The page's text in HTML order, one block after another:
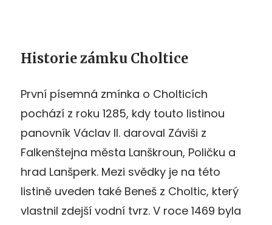
Historie zámku Choltice
První písemná zmínka o Cholticích
pochází z roku 1285, kdy touto listinou
panovník Václav II. daroval Záviši z
Falkenštejna města Lanškroun, Poličku a
hrad Lanšperk. Mezi svědky je na této
listině uveden také Beneš z Choltic, který
vlastnil zdejší vodní tvrz. V roce 1469 byla